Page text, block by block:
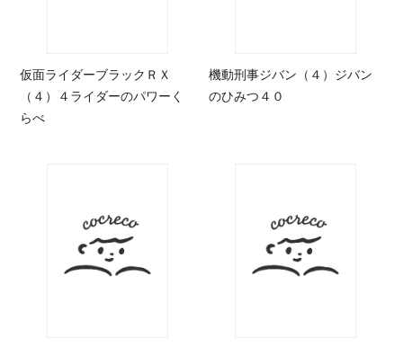
仮面ライダーブラックＲＸ
（４）４ライダーのパワーく
らべ
機動刑事ジバン（４）ジバン
のひみつ４０